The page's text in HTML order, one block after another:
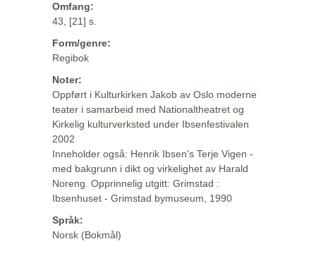
Omfang:
43, [21] s.
Form/genre:
Regibok
Noter:
Oppført i Kulturkirken Jakob av Oslo moderne
teater i samarbeid med Nationaltheatret og
Kirkelig kulturverksted under Ibsenfestivalen
2002
Inneholder også: Henrik Ibsen's Terje Vigen -
med bakgrunn i dikt og virkelighet av Harald
Noreng. Opprinnelig utgitt: Grimstad :
Ibsenhuset - Grimstad bymuseum, 1990
Språk:
Norsk (Bokmål)